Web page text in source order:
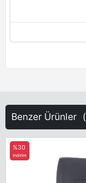
Benzer Ürünler (
%30
indirim